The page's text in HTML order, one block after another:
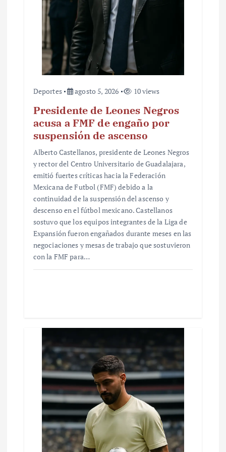
Deportes agosto 5, 2026 10 views
Presidente de Leones Negros
acusa a FMF de engaño por
suspensión de ascenso
Alberto Castellanos, presidente de Leones Negros
y rector del Centro Universitario de Guadalajara,
emitió fuertes críticas hacia la Federación
Mexicana de Futbol (FMF) debido a la
continuidad de la suspensión del ascenso y
descenso en el fútbol mexicano. Castellanos
sostuvo que los equipos integrantes de la Liga de
Expansión fueron engañados durante meses en las
negociaciones y mesas de trabajo que sostuvieron
con la FMF para…